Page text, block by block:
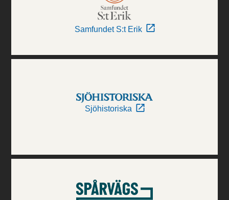
Samfundet S:t Erik
Sjöhistoriska